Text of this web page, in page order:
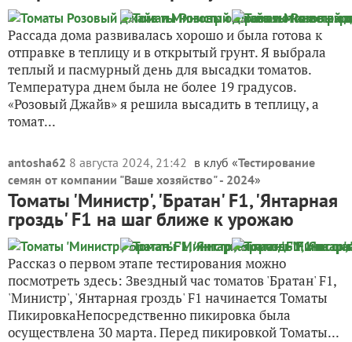
Рассада дома развивалась хорошо и была готова к
отправке в теплицу и в открытый грунт. Я выбрала
теплый и пасмурный день для высадки томатов.
Температура днем была не более 19 градусов.
«Розовый Джайв» я решила высадить в теплицу, а
томат...
antosha62 8 августа 2024, 21:42 в клуб «Тестирование
семян от компании "Ваше хозяйство" - 2024»
Томаты 'Министр', 'Братан' F1, 'Янтарная
гроздь' F1 на шаг ближе к урожаю
Рассказ о первом этапе тестирования можно
посмотреть здесь: Звездный час томатов 'Братан' F1,
'Министр', 'Янтарная гроздь' F1 начинается Томаты
ПикировкаНепосредственно пикировка была
осуществлена 30 марта. Перед пикировкой Томаты...